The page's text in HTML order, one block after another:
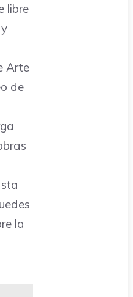
libre
Arte
de
la